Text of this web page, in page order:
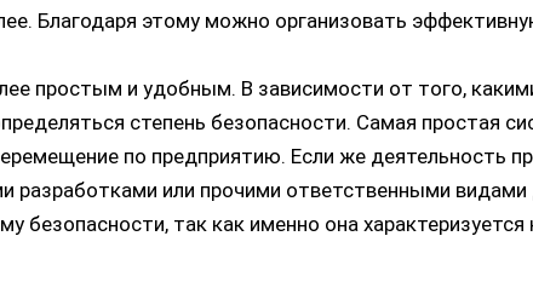
Благодаря этому можно организовать
простым и удобным. В зависимости от того,
степень безопасности. Самая простая
по предприятию. Если же деятельность
разработками или прочими ответственными видами
безопасности, так как именно она